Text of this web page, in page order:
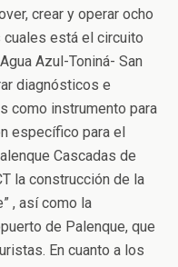
crear y operar ocho
está el circuito
Azul-Toniná- San
diagnósticos e
como instrumento para
específico para el
Cascadas de
la construcción de la
, así como la
de Palenque, que
En cuanto a los